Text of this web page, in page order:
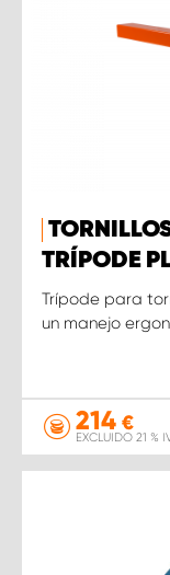
TRÍPODE
Trípode para
un manejo
214 €
EXCLUIDO 21 %